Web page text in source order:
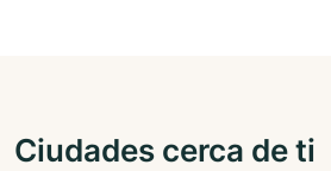
Ciudades cerca de ti